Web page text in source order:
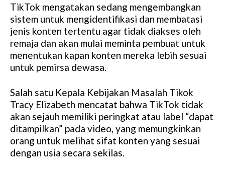
TikTok mengatakan sedang mengembangkan
sistem untuk mengidentifikasi dan membatasi
jenis konten tertentu agar tidak diakses oleh
remaja dan akan mulai meminta pembuat untuk
menentukan kapan konten mereka lebih sesuai
untuk pemirsa dewasa.
Salah satu Kepala Kebijakan Masalah Tikok
Tracy Elizabeth mencatat bahwa TikTok tidak
akan sejauh memiliki peringkat atau label “dapat
ditampilkan” pada video, yang memungkinkan
orang untuk melihat sifat konten yang sesuai
dengan usia secara sekilas.